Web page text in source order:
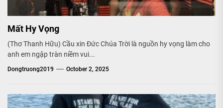
Mất Hy Vọng
(Thơ Thanh Hữu) Cầu xin Đức Chúa Trời là nguồn hy vọng làm cho
anh em ngập tràn niềm vui...
Dongtruong2019 October 2, 2025